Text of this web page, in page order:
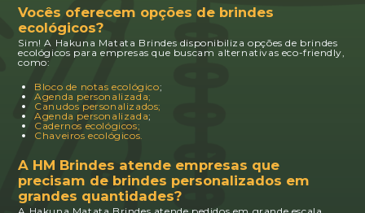
Vocês oferecem opções de brindes
ecológicos?
Sim! A Hakuna Matata Brindes disponibiliza opções de brindes
ecológicos para empresas que buscam alternativas eco-friendly,
como:
Bloco de notas ecológico;
Agenda personalizada;
Canudos personalizados;
Agenda personalizada;
Cadernos ecológicos;
Chaveiros ecológicos.
A HM Brindes atende empresas que
precisam de brindes personalizados em
grandes quantidades?